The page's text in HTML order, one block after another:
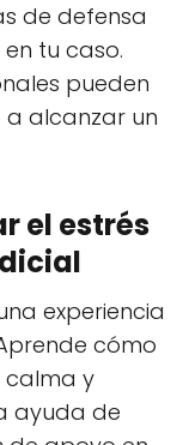
de defensa
tu caso.
pueden
alcanzar un
el estrés
experiencia
cómo
calma y
ayuda de